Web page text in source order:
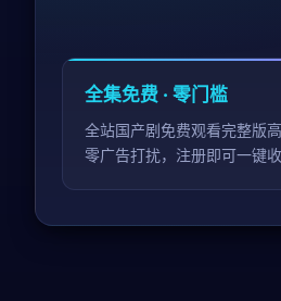
全集免费 · 零门槛
全站国产剧免费观看完整版
零广告打扰，注册即可一键收